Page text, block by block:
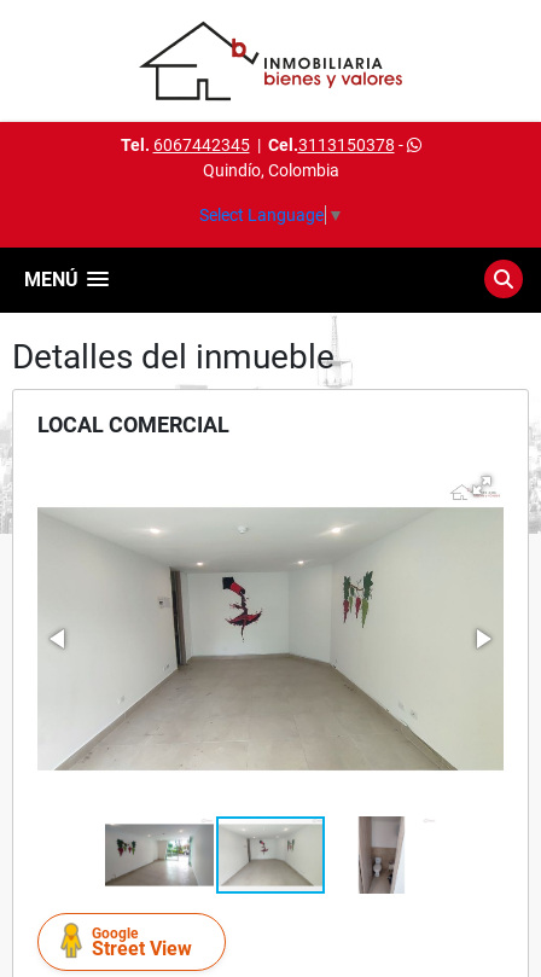
Tel. 6067442345| Cel.3113150378 -
Quindío, Colombia
Select Language ▼
MENÚ
Detalles del inmueble
LOCAL COMERCIAL
Google
Street View